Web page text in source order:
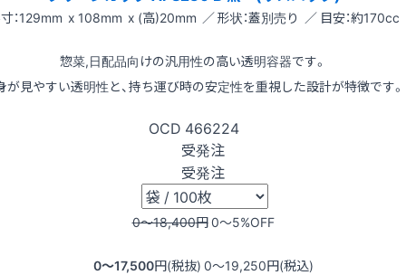
：129mm x 108mm x (高)20mm ／ 形状：蓋別売り ／ 目安：約170cc
惣菜,日配品向けの汎用性の高い透明容器です。
が見やすい透明性と、持ち運び時の安定性を重視した設計が特徴です。
OCD 466224
受発注
受発注
0〜18,400円0〜5%OFF
0〜17,500円(税抜) 0〜19,250円(税込)